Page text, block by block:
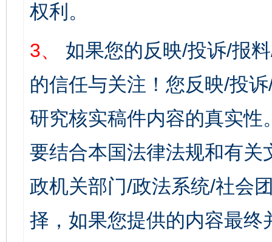
权利。
3、
如果您的反映/投诉/报
的信任与关注！您反映/投
研究核实稿件内容的真实
要结合本国法律法规和有关
政机关部门/政法系统/社会
择，如果您提供的内容最